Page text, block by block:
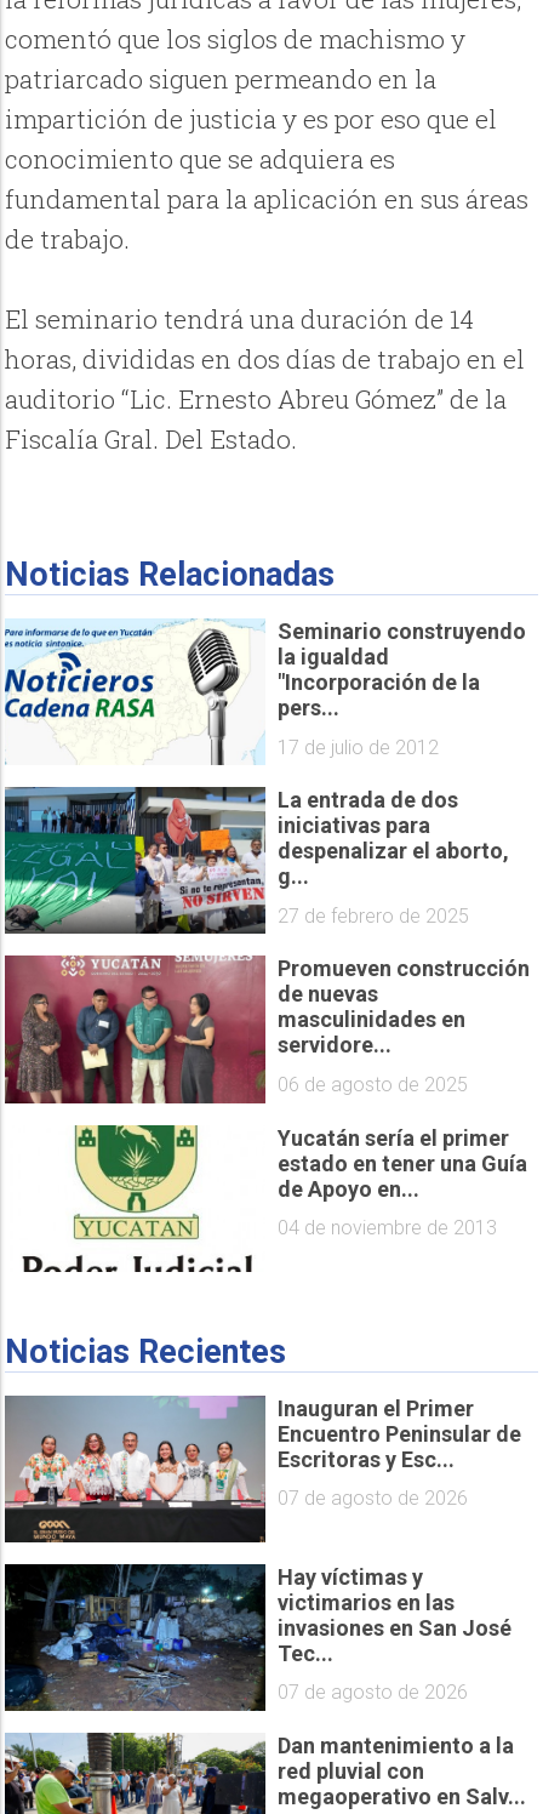
comentó que los siglos de machismo y
patriarcado siguen permeando en la
impartición de justicia y es por eso que el
conocimiento que se adquiera es
fundamental para la aplicación en sus áreas
de trabajo.
El seminario tendrá una duración de 14
horas, divididas en dos días de trabajo en el
auditorio “Lic. Ernesto Abreu Gómez” de la
Fiscalía Gral. Del Estado.
Noticias Relacionadas
Seminario construyendo
la igualdad
"Incorporación de la
pers...
17 de julio de 2012
La entrada de dos
iniciativas para
despenalizar el aborto,
g...
27 de febrero de 2025
Promueven construcción
de nuevas
masculinidades en
servidore...
06 de agosto de 2025
Yucatán sería el primer
estado en tener una Guía
de Apoyo en...
04 de noviembre de 2013
Noticias Recientes
Inauguran el Primer
Encuentro Peninsular de
Escritoras y Esc...
07 de agosto de 2026
Hay víctimas y
victimarios en las
invasiones en San José
Tec...
07 de agosto de 2026
Dan mantenimiento a la
red pluvial con
megaoperativo en Salv...